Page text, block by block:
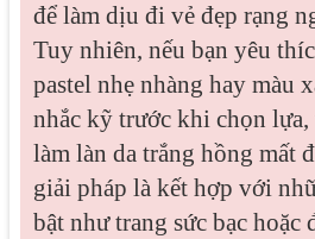
để làm dịu đi vẻ đẹp rạng
Tuy nhiên, nếu bạn yêu
pastel nhẹ nhàng hay màu
nhắc kỹ trước khi chọn
làm làn da trắng hồng mất
giải pháp là kết hợp với
bật như trang sức bạc hoặc